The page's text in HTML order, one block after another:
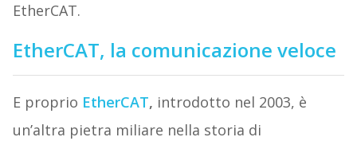
EtherCAT.
EtherCAT, la comunicazione veloce
E proprio EtherCAT, introdotto nel 2003, è
un’altra pietra miliare nella storia di